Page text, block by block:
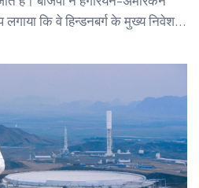
लगाया कि वे हिन्डनबर्ग के मुख्य निवेशक